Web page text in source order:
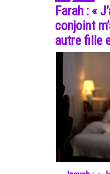
Farah : «
conjoint
autre fille